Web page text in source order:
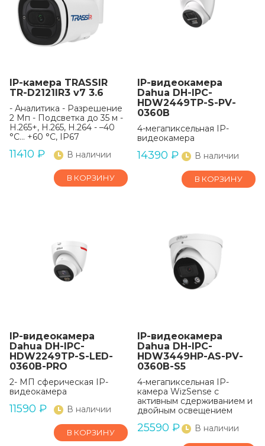
IP-камера TRASSIR
TR-D2121IR3 v7 3.6
- Аналитика - Разрешение
2 Мп - Подсветка до 35 м -
H.265+, H.265, H.264 - –40
°C... +60 °C, IP67
11410 ₽ В наличии
В КОРЗИНУ
IP-видеокамера
Dahua DH-IPC-
HDW2449TP-S-PV-
0360B
4-мегапиксельная IP-
видеокамера
14390 ₽ В наличии
В КОРЗИНУ
IP-видеокамера
Dahua DH-IPC-
HDW2249TP-S-LED-
0360B-PRO
2- МП сферическая IP-
видеокамера
11590 ₽ В наличии
В КОРЗИНУ
IP-видеокамера
Dahua DH-IPC-
HDW3449HP-AS-PV-
0360B-S5
4-мегапиксельная IP-
камера WizSense с
активным сдерживанием и
двойным освещением
25590 ₽ В наличии